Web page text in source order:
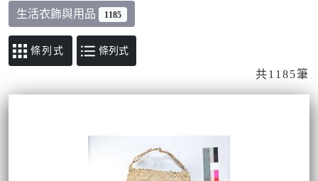
生活衣飾與用品 1185
條列式
共1185筆